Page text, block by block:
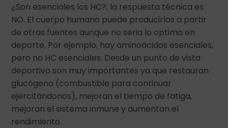
¿Son esenciales los HC?, la respuesta técnica es
NO. El cuerpo humano puede producirlos a partir
de otras fuentes aunque no seria lo optimo en
deporte. Por ejemplo, hay aminoácidos esenciales,
pero no HC esenciales. Desde un punto de vista
deportivo son muy importantes ya que restauran
glucógeno (combustible para continuar
ejercitándonos), mejoran el tiempo de fatiga,
mejoran el sistema inmune y aumentan el
rendimiento.